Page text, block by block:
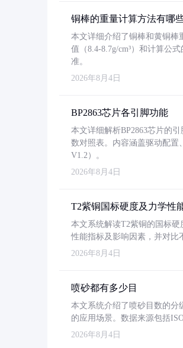
铜棒的重量计算方法有哪
本文详细介绍了铜棒和黄铜棒
值（8.4-8.7g/cm³）和计算公
准。
2026年8月4日
BP2863芯片各引脚功能
本文详细解析BP2863芯片的
数对照表。内容涵盖驱动配置
V1.2）。
2026年8月4日
T2紫铜国标硬度及力学性
本文系统解读T2紫铜的国标硬
性能指标及影响因素，并对比
2026年8月4日
喷砂都有多少目
本文系统介绍了喷砂目数的分
的应用场景。数据来源包括
2026年8月4日